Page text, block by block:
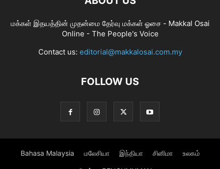
மக்கள் இதயத்தின் முதன்மை தேர்வு மக்கள் ஓசை - Makkal Osai
Online - The People's Voice
Contact us: editorial@makkalosai.com.my
FOLLOW US
Bahasa Malaysia மலேசியா இந்தியா சினிமா உலகம்